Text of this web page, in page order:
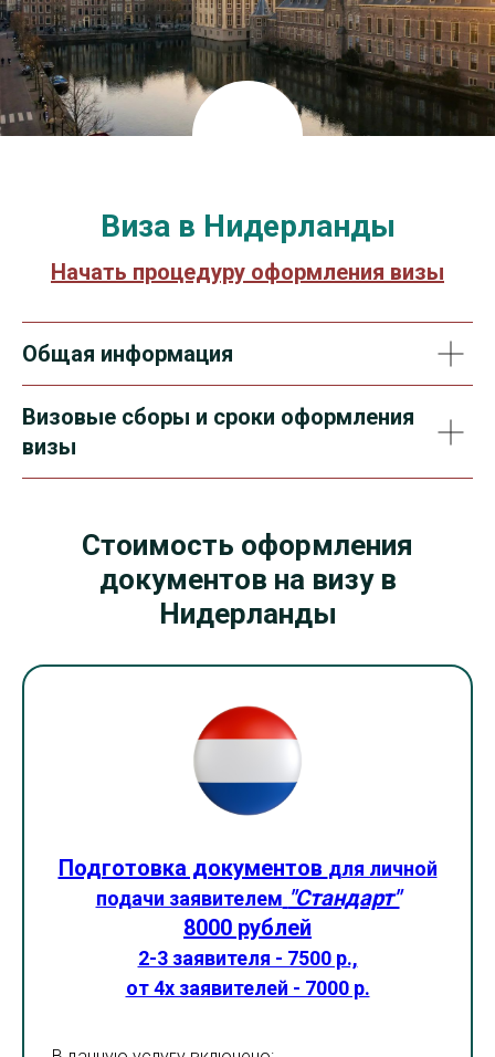
Виза в Нидерланды
Начать процедуру оформления визы
Общая информация
Визовые сборы и сроки оформления
визы
Стоимость оформления
документов на визу в
Нидерланды
Подготовка документов для личной
подачи заявителем "Стандарт"
8000 рублей
2-3 заявителя - 7500 р.,
от 4х заявителей - 7000 р.